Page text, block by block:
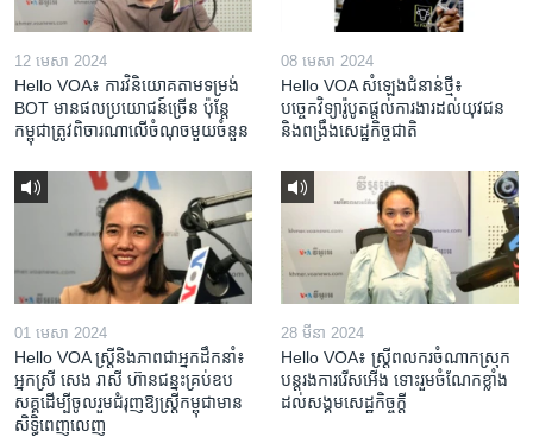
12 មេសា 2024
Hello VOA៖ ការ​វិនិយោគ​តាម​ទម្រង់ ​
BOT​ មាន​ផល​ប្រយោជន៍​ច្រើន ប៉ុន្តែ​
កម្ពុជា​ត្រូវ​ពិចារណា​លើ​ចំណុច​មួយ​ចំនួន
08 មេសា 2024
Hello VOA សំឡេង​ជំនាន់​ថ្មី៖
បច្ចេកវិទ្យា​រ៉ូបូត​ផ្តល់​ការងារ​ដល់​យុវជន
និង​ពង្រឹង​​សេដ្ឋកិច្ច​ជាតិ​​​​​​
01 មេសា 2024
Hello VOA ស្ត្រីនិងភាពជាអ្នកដឹកនាំ៖
អ្នកស្រី សេង រាសី ហ៊ានជន្នះគ្រប់ឧប
សគ្គដើម្បីចូលរួមជំរុញឱ្យស្រ្តីកម្ពុជាមាន
សិទ្ធិពេញលេញ
28 មីនា 2024
Hello VOA៖ ស្រ្តីពលករចំណាកស្រុក
បន្តរងការរើសអើង ទោះរួមចំណែកខ្លាំង
ដល់សង្គមសេដ្ឋកិច្ចក្តី